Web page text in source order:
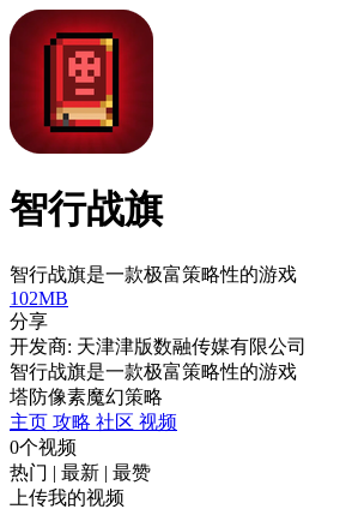
智行战旗
智行战旗是一款极富策略性的游戏
102MB
分享
开发商: 天津津版数融传媒有限公司
智行战旗是一款极富策略性的游戏
塔防像素魔幻策略
主页 攻略 社区 视频
0个视频
热门 | 最新 | 最赞
上传我的视频